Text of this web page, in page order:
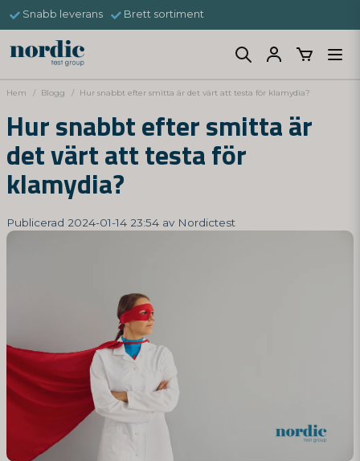
Snabb leverans Brett sortiment
Hem Blogg Hur snabbt efter smitta är det värt att testa för klamydia?
Hur snabbt efter smitta är
det värt att testa för
klamydia?
Publicerad 2024-01-14 23:54 av Nordictest